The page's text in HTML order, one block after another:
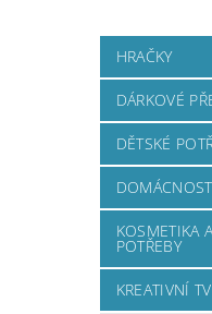
HRAČKY
DÁRKOVÉ
DĚTSKÉ
DOMÁCNOST
KOSMETIKA
POTŘEBY
KREATIVNÍ